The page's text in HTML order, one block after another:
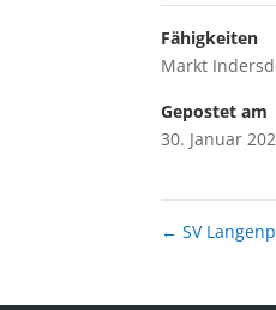
Fähigkeiten
Markt
Gepostet am
30. Januar
← SV